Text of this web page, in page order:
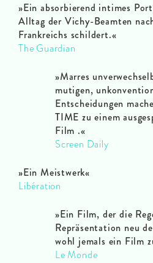
»Ein absorbierend intimes
Alltag der Vichy-Beamten
Frankreichs schildert.«
The Guardian
»Marres
mutigen,
Entscheidungen
TIME zu einem
Film .«
Screen Daily
»Ein Meistwerk«
Libération
»Ein Film, der die
Repräsentation neu
wohl jemals ein Film
Le Monde